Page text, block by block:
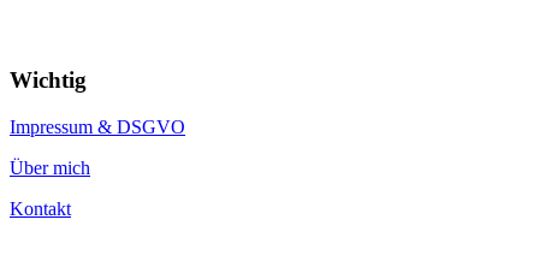
Wichtig
Impressum & DSGVO
Über mich
Kontakt